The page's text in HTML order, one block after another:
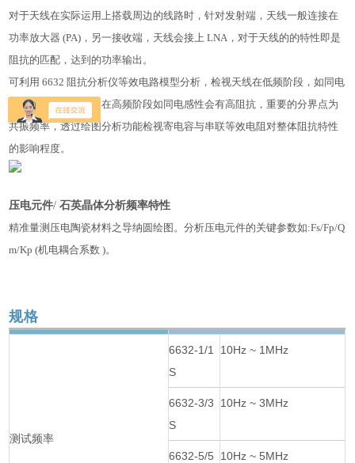
对于天线在实际运用上搭载周边的线路时，针对发射端，天线一般连接在
功率放大器 (PA)，另一接收端，天线会接上 LNA，对于天线的的特性即是
阻抗的匹配，达到的功率输出。
可利用 6632 阻抗分析仪等效电路模型分析，检视天线在低频阶段，如同电
容特性会有高阻抗，在高频阶段如同电感性会有高阻抗，重要的分界点为
共振频率，透过绘图分析功能检视寄电容与串联等效电阻对整体阻抗特性
的影响程度。
压电元件/石英晶体分析频率特性
精准量测压电陶瓷材料之导纳圆绘图。分析压电元件的关键参数如:Fs/Fp/Q
m/Kp (机电耦合系数 )。
规格
测试频率
6632-1/1
S
10Hz ~ 1MHz
6632-3/3
S
10Hz ~ 3MHz
6632-5/5
10Hz ~ 5MHz